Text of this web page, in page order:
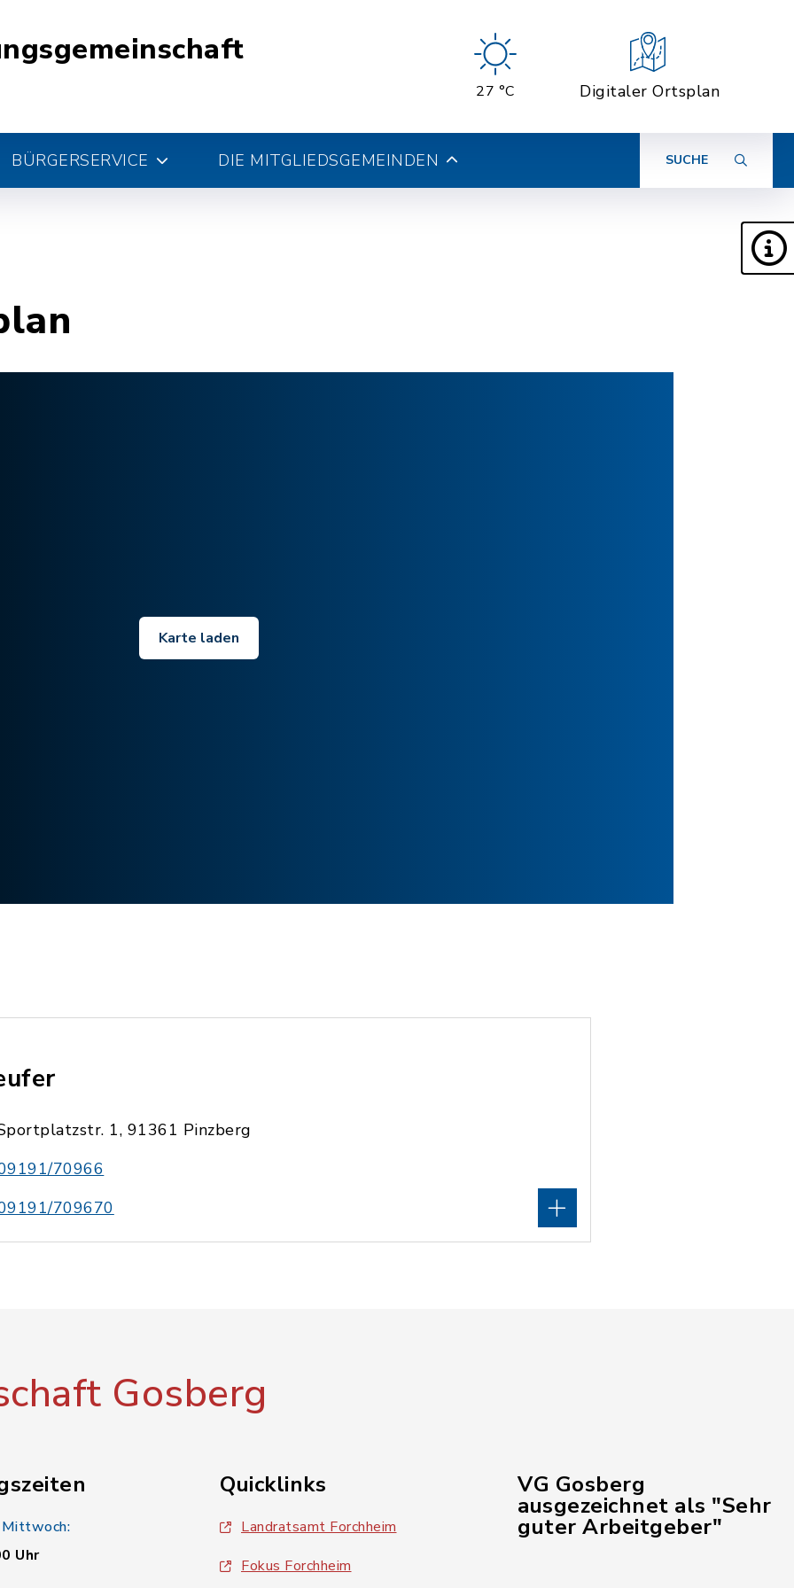
27 °C Digitaler Ortsplan
BÜRGERSERVICE DIE MITGLIEDSGEMEINDEN SUCHE
Karte laden
1, 91361 Pinzberg
70966
709670
Gosberg
Uhr
Quicklinks
Landratsamt Forchheim
Fokus Forchheim
VG Gosberg
ausgezeichnet als "Sehr
guter Arbeitgeber"